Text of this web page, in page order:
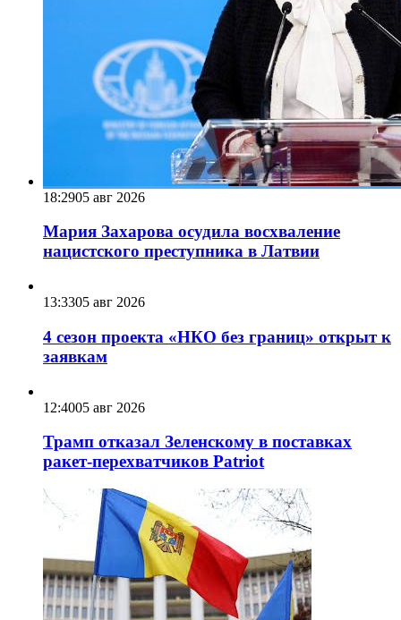
18:2905 авг 2026
Мария Захарова осудила восхваление
нацистского преступника в Латвии
13:3305 авг 2026
4 сезон проекта «НКО без границ» открыт к
заявкам
12:4005 авг 2026
Трамп отказал Зеленскому в поставках
ракет-перехватчиков Patriot